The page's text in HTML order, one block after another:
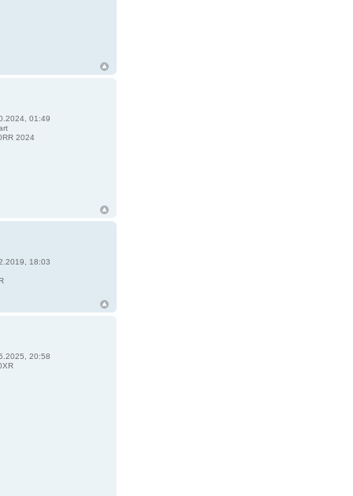
01:49
2024
18:03
20:58